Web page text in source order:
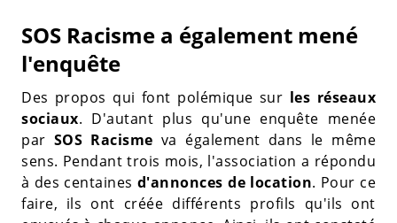
SOS Racisme a également mené
l'enquête
Des propos qui font polémique sur les réseaux
sociaux. D'autant plus qu'une enquête menée
par SOS Racisme va également dans le même
sens. Pendant trois mois, l'association a répondu
à des centaines d'annonces de location. Pour ce
faire, ils ont créée différents profils qu'ils ont